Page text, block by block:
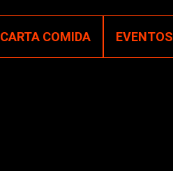
CARTA COMIDA EVENTOS